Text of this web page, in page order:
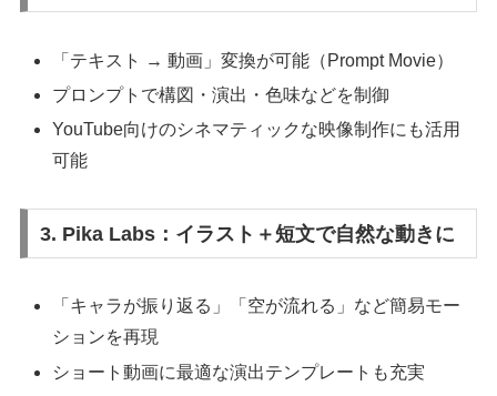
「テキスト → 動画」変換が可能（Prompt Movie）
プロンプトで構図・演出・色味などを制御
YouTube向けのシネマティックな映像制作にも活用
可能
3. Pika Labs：イラスト＋短文で自然な動きに
「キャラが振り返る」「空が流れる」など簡易モー
ションを再現
ショート動画に最適な演出テンプレートも充実